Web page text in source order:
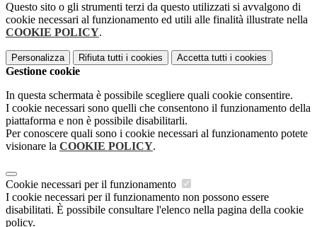
Questo sito o gli strumenti terzi da questo utilizzati si avvalgono di
cookie necessari al funzionamento ed utili alle finalità illustrate nella
COOKIE POLICY.
Personalizza Rifiuta tutti i cookies Accetta tutti i cookies
Gestione cookie
In questa schermata è possibile scegliere quali cookie consentire.
I cookie necessari sono quelli che consentono il funzionamento della
piattaforma e non è possibile disabilitarli.
Per conoscere quali sono i cookie necessari al funzionamento potete
visionare la COOKIE POLICY.
Cookie necessari per il funzionamento
I cookie necessari per il funzionamento non possono essere
disabilitati. È possibile consultare l'elenco nella pagina della cookie
policy.